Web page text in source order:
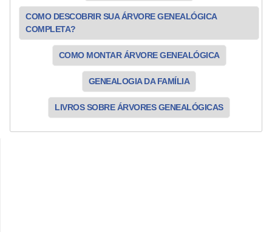
COMO DESCOBRIR SUA ÁRVORE GENEALÓGICA
COMPLETA?
COMO MONTAR ÁRVORE GENEALÓGICA
GENEALOGIA DA FAMÍLIA
LIVROS SOBRE ÁRVORES GENEALÓGICAS